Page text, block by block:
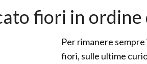
fiori in ordine
Per rimanere
fiori, sulle ultime